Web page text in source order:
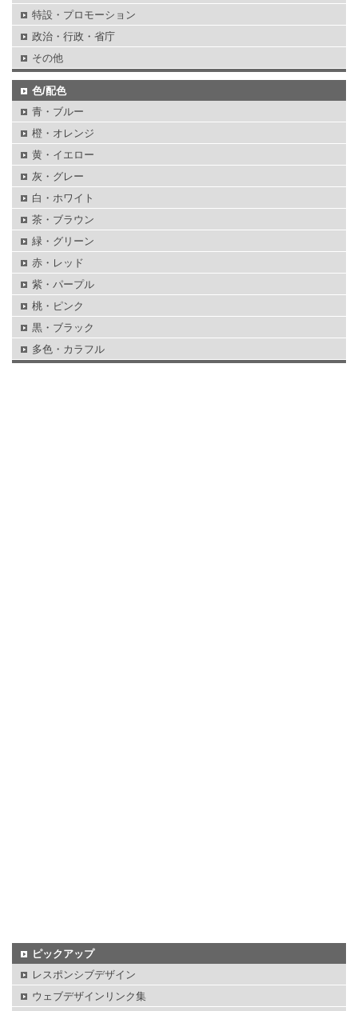
特設・プロモーション
政治・行政・省庁
その他
色/配色
青・ブルー
橙・オレンジ
黄・イエロー
灰・グレー
白・ホワイト
茶・ブラウン
緑・グリーン
赤・レッド
紫・パープル
桃・ピンク
黒・ブラック
多色・カラフル
ピックアップ
レスポンシブデザイン
ウェブデザインリンク集